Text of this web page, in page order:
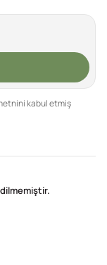
kabul etmiş